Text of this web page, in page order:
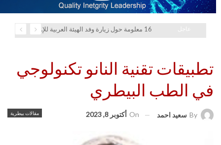
16 معلومة حول زيارة وفد الهيئة العربية للإستثمار والإنماء الزراعي إلي السعودية
تطبيقات تقنية النانو تكنولوجي
في الطب البيطري
مقالات بيطرية By سعيد احمد On أكتوبر 8, 2023